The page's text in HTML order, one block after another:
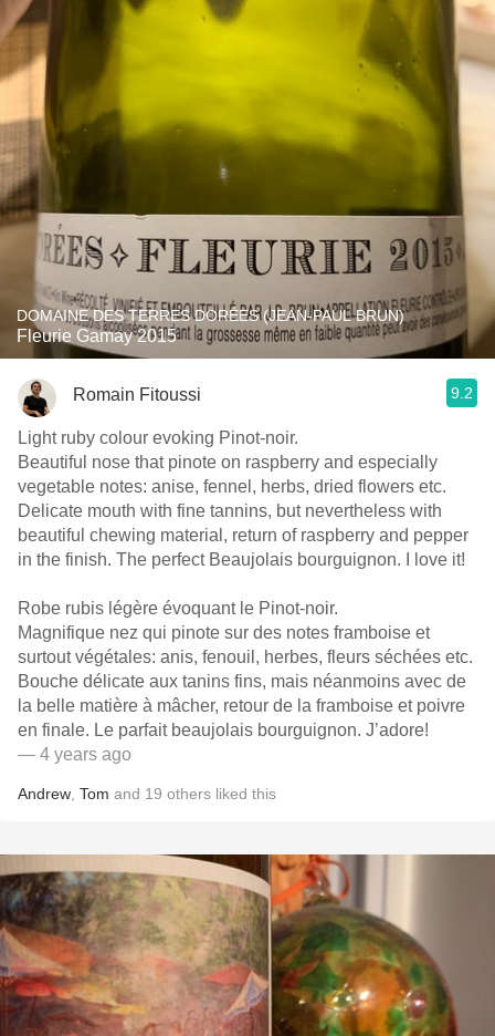
DOMAINE DES TERRES DORÉES (JEAN-PAUL BRUN)
Fleurie Gamay 2015
Romain Fitoussi 9.2
Light ruby colour evoking Pinot-noir.
Beautiful nose that pinote on raspberry and especially
vegetable notes: anise, fennel, herbs, dried flowers etc.
Delicate mouth with fine tannins, but nevertheless with
beautiful chewing material, return of raspberry and pepper
in the finish. The perfect Beaujolais bourguignon. I love it!
Robe rubis légère évoquant le Pinot-noir.
Magnifique nez qui pinote sur des notes framboise et
surtout végétales: anis, fenouil, herbes, fleurs séchées etc.
Bouche délicate aux tanins fins, mais néanmoins avec de
la belle matière à mâcher, retour de la framboise et poivre
en finale. Le parfait beaujolais bourguignon. J’adore!
— 4 years ago
Andrew Tom and 19 others liked this